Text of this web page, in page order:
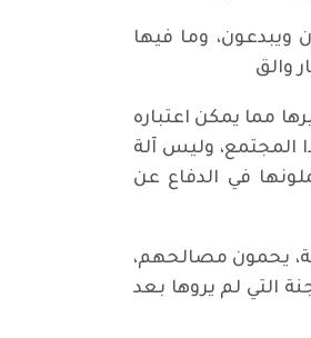
وما فيها
والق
مما يمكن اعتباره
المجتمع، وليس آلة
في الدفاع عن
يحمون مصالحهم،
التي لم يروها بعد